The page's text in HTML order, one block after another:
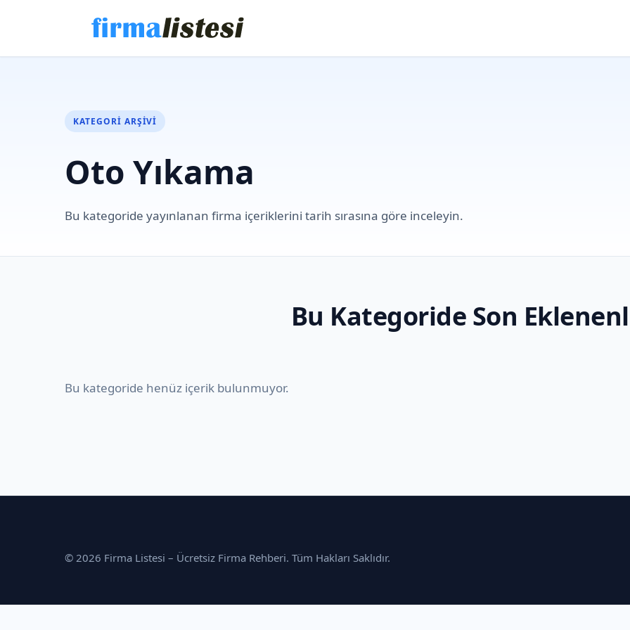
KATEGORI ARŞIVI
Oto Yıkama
Bu kategoride yayınlanan firma içeriklerini tarih sırasına göre inceleyin.
Bu Kategoride Son
Bu kategoride henüz içerik bulunmuyor.
© 2026 Firma Listesi – Ücretsiz Firma Rehberi. Tüm Hakları Saklıdır.